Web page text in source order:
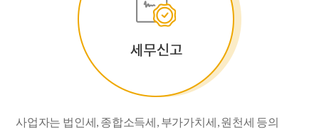
사업자는 법인세, 종합소득세, 부가가치세, 원천세 등의